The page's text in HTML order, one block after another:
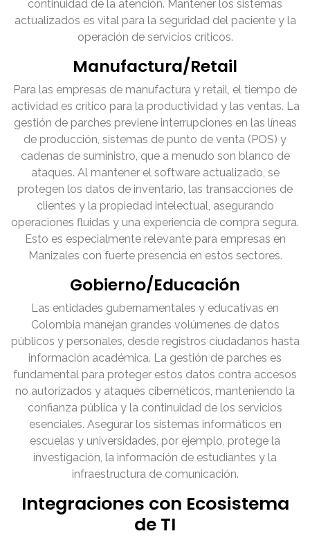
continuidad de la atención. Mantener los sistemas
actualizados es vital para la seguridad del paciente y la
operación de servicios críticos.
Manufactura/Retail
Para las empresas de manufactura y retail, el tiempo de
actividad es crítico para la productividad y las ventas. La
gestión de parches previene interrupciones en las líneas
de producción, sistemas de punto de venta (POS) y
cadenas de suministro, que a menudo son blanco de
ataques. Al mantener el software actualizado, se
protegen los datos de inventario, las transacciones de
clientes y la propiedad intelectual, asegurando
operaciones fluidas y una experiencia de compra segura.
Esto es especialmente relevante para empresas en
Manizales con fuerte presencia en estos sectores.
Gobierno/Educación
Las entidades gubernamentales y educativas en
Colombia manejan grandes volúmenes de datos
públicos y personales, desde registros ciudadanos hasta
información académica. La gestión de parches es
fundamental para proteger estos datos contra accesos
no autorizados y ataques cibernéticos, manteniendo la
confianza pública y la continuidad de los servicios
esenciales. Asegurar los sistemas informáticos en
escuelas y universidades, por ejemplo, protege la
investigación, la información de estudiantes y la
infraestructura de comunicación.
Integraciones con Ecosistema
de TI